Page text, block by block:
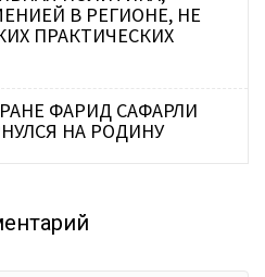
В РЕГИОНЕ, НЕ
ПРАКТИЧЕСКИХ
ФАРИД САФАРЛИ
НА РОДИНУ